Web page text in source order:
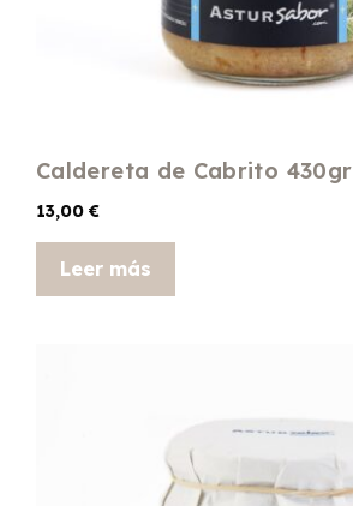
Caldereta de Cabrito 430gr
13,00 €
Leer más